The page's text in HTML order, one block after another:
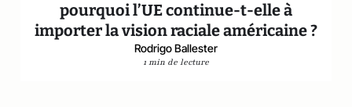
pourquoi l’UE continue-t-elle à
importer la vision raciale américaine ?
Rodrigo Ballester
1 min de lecture